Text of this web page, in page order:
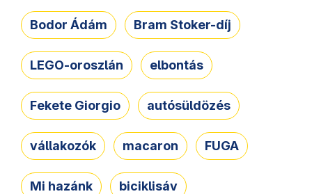
Bodor Ádám Bram Stoker-díj
LEGO-oroszlán elbontás
Fekete Giorgio autósüldözés
vállakozók macaron FUGA
Mi hazánk biciklisáv